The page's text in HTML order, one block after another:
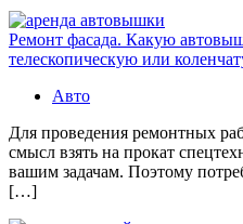
Ремонт фасада. Какую
телескопическую или
Авто
Для проведения ремонтных
смысл взять на прокат
вашим задачам. Поэтому
[…]